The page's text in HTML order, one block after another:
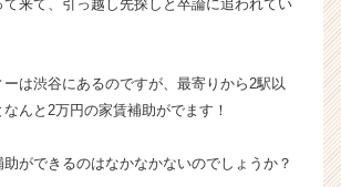
タ
ラ
イ
|
来て、引っ越し先探しと卒論に追われてい
は渋谷にあるのですが、最寄りから2駅以
んと2万円の家賃補助がでます！
助ができるのはなかなかないのでしょうか？